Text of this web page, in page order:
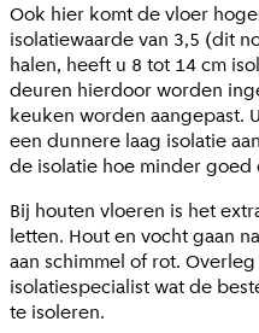
Ook hier komt de vloer
isolatiewaarde van 3,5 (dit
halen, heeft u 8 tot 14 cm
deuren hierdoor worden
keuken worden aangepast.
een dunnere laag isolatie
de isolatie hoe minder goed
Bij houten vloeren is het
letten. Hout en vocht gaan
aan schimmel of rot.
isolatiespecialist wat de
te isoleren.